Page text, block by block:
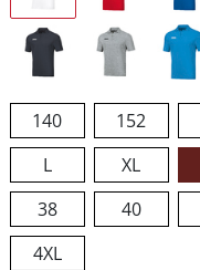
140 152
L
XL
38
40
4XL